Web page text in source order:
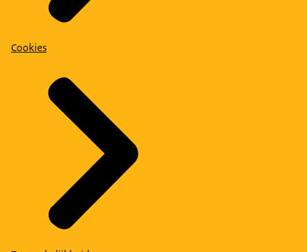
Cookies